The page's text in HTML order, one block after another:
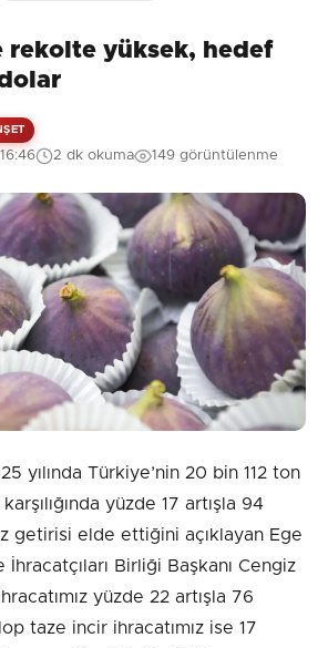
rekolte yüksek, hedef
2 dk okuma 149 görüntülenme
yılında Türkiye’nin 20 bin 112 ton
yüzde 17 artışla 94
getirisi elde ettiğini açıklayan Ege
Birliği Başkanı Cengiz
yüzde 22 artışla 76
taze incir ihracatımız ise 17